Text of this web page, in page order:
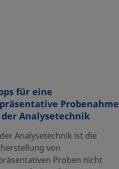
für eine
Probenahme
Analysetechnik
Analysetechnik ist die
von
Proben nicht